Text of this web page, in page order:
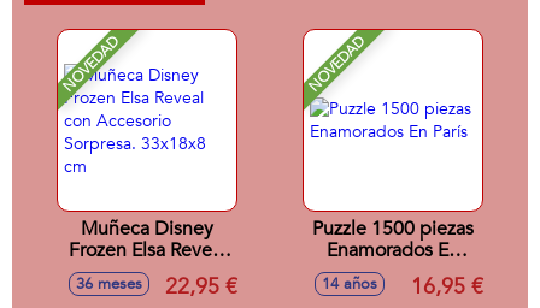
NOVEDAD
Muñeca Disney
Frozen Elsa Reveal
con Accesorio
Sorpresa. 33x18x8
36 meses 22,95 €
NOVEDAD
Puzzle 1500 piezas
Enamorados En
París
14 años 16,95 €